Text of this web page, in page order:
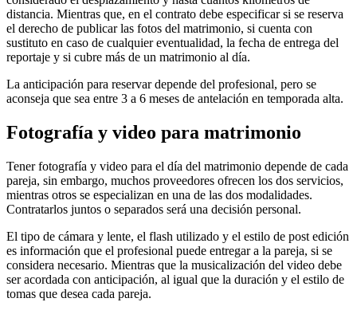
distancia. Mientras que, en el contrato debe especificar si se reserva
el derecho de publicar las fotos del matrimonio, si cuenta con
sustituto en caso de cualquier eventualidad, la fecha de entrega del
reportaje y si cubre más de un matrimonio al día.
La anticipación para reservar depende del profesional, pero se
aconseja que sea entre 3 a 6 meses de antelación en temporada alta.
Fotografía y video para matrimonio
Tener fotografía y video para el día del matrimonio depende de cada
pareja, sin embargo, muchos proveedores ofrecen los dos servicios,
mientras otros se especializan en una de las dos modalidades.
Contratarlos juntos o separados será una decisión personal.
El tipo de cámara y lente, el flash utilizado y el estilo de post edición
es información que el profesional puede entregar a la pareja, si se
considera necesario. Mientras que la musicalización del video debe
ser acordada con anticipación, al igual que la duración y el estilo de
tomas que desea cada pareja.